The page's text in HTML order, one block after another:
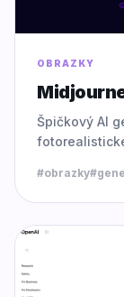
OBRAZKY
Špičkový AI
#obrazky#